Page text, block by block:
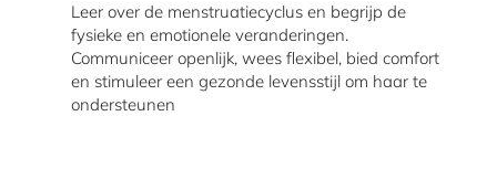
Leer over de menstruatiecyclus en begrijp de
fysieke en emotionele veranderingen.
Communiceer openlijk, wees flexibel, bied comfort
en stimuleer een gezonde levensstijl om haar te
ondersteunen